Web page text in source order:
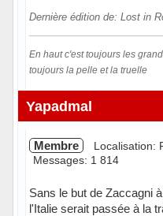
Dernière édition de: Lost in
En haut c'est toujours les
toujours la pelle et la truelle
Hors ligne
Yapadmal
Membre Localisation:
Messages: 1 814
Sans le but de Zaccagni
l'Italie serait passée à la